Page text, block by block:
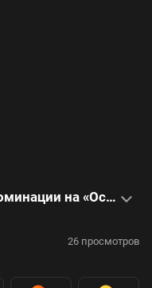
Как Юра Борисов дорос до номинации на «Оскар»: видеообзор ролей актера
26 просмотров